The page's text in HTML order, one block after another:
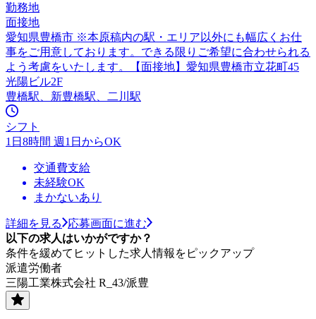
勤務地
面接地
愛知県豊橋市 ※本原稿内の駅・エリア以外にも幅広くお仕
事をご用意しております。できる限りご希望に合わせられる
よう考慮をいたします。【面接地】愛知県豊橋市立花町45
光陽ビル2F
豊橋駅、新豊橋駅、二川駅
シフト
1日8時間 週1日からOK
交通費支給
未経験OK
まかないあり
詳細を見る
応募画面に進む
以下の求人はいかがですか？
条件を緩めてヒットした求人情報をピックアップ
派遣労働者
三陽工業株式会社 R_43/派豊